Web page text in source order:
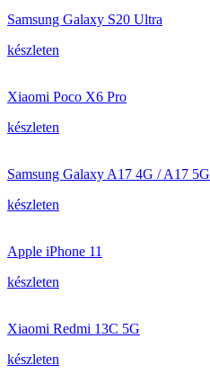
Samsung Galaxy S20 Ultra
készleten
Xiaomi Poco X6 Pro
készleten
Samsung Galaxy A17 4G / A17 5G
készleten
Apple iPhone 11
készleten
Xiaomi Redmi 13C 5G
készleten